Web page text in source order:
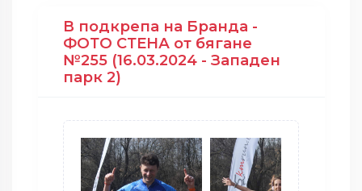
В подкрепа на Бранда -
ФОТО СТЕНА от бягане
№255 (16.03.2024 - Западен
парк 2)